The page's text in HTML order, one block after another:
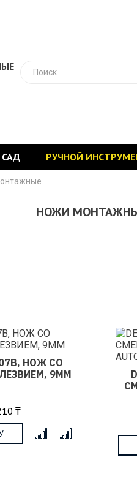
РУЧНОЙ
НОЖИ
НОЖ СО
9ММ
₸